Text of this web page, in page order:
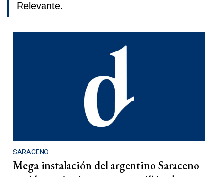
Relevante.
SARACENO
Mega instalación del argentino Saraceno